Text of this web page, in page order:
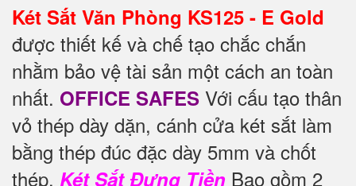
Két Sắt Văn Phòng KS125 - E Gold
được thiết kế và chế tạo chắc chắn
nhằm bảo vệ tài sản một cách an toàn
nhất. OFFICE SAFES Với cấu tạo thân
vỏ thép dày dặn, cánh cửa két sắt làm
bằng thép đúc đặc dày 5mm và chốt
thép. Két Sắt Đựng Tiền Bao gồm 2